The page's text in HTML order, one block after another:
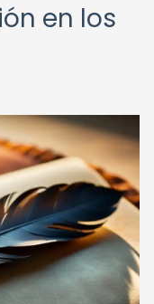
en los